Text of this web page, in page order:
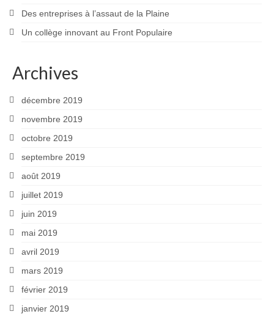
Des entreprises à l’assaut de la Plaine
Un collège innovant au Front Populaire
Archives
décembre 2019
novembre 2019
octobre 2019
septembre 2019
août 2019
juillet 2019
juin 2019
mai 2019
avril 2019
mars 2019
février 2019
janvier 2019